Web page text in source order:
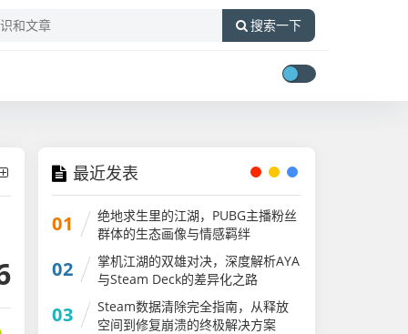
搜索一下
最近发表
01
绝地求生里的江湖，PUBG主播粉丝
群体的生态画像与情感羁绊
02
掌机江湖的双雄对决，深度解析AYA
与Steam Deck的差异化之路
ayaneo2和steam
03
Steam数据清除完全指南，从释放
空间到修复崩溃的终极解决方案